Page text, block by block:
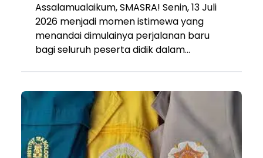
Assalamualaikum, SMASRA! Senin, 13 Juli
2026 menjadi momen istimewa yang
menandai dimulainya perjalanan baru
bagi seluruh peserta didik dalam...